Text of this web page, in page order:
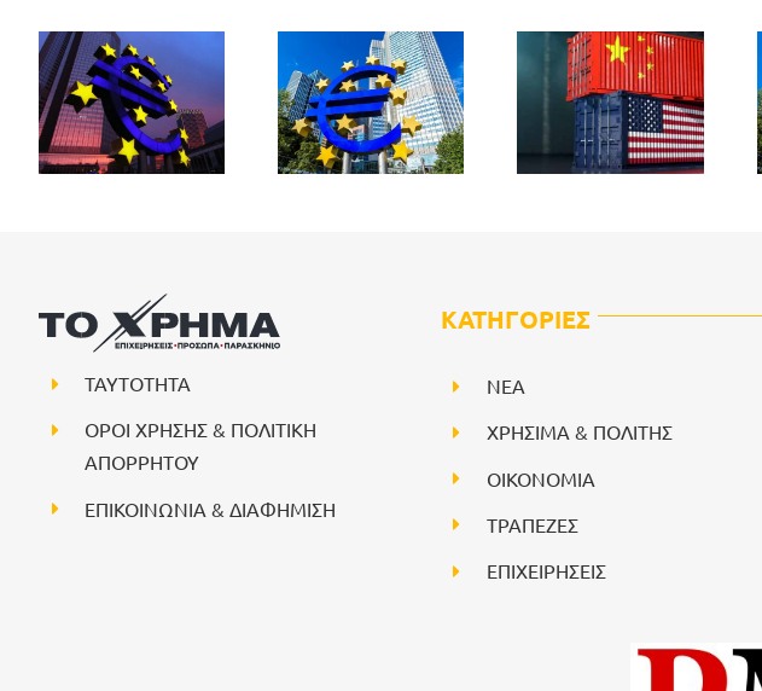
ΤΑΥΤΟΤΗΤΑ
ΟΡΟΙ ΧΡΗΣΗΣ & ΠΟΛΙΤΙΚΗ
ΑΠΟΡΡΗΤΟΥ
ΕΠΙΚΟΙΝΩΝΙΑ & ΔΙΑΦΗΜΙΣΗ
ΚΑΤΗΓΟΡΙΕΣ
NEA
ΧΡΗΣΙΜΑ & ΠΟΛΙΤΗΣ
ΟΙΚΟΝΟΜΙΑ
ΤΡΑΠΕΖΕΣ
ΕΠΙΧΕΙΡΗΣΕΙΣ